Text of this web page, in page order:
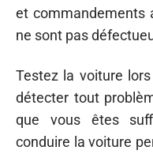
et commandements
ne sont pas
Testez la voiture
détecter tout
que vous êtes
conduire la voiture